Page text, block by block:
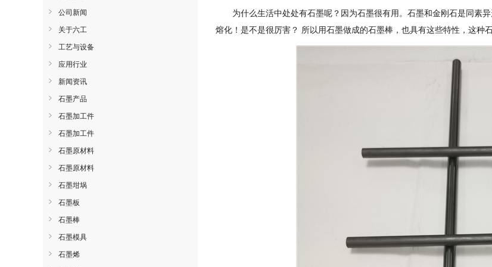
为什么生活中处处有石墨呢？因为石墨很有用。石墨和金刚石是同素
熔化！是不是很厉害？ 所以用石墨做成的石墨棒，也具有这些特性，这种
公司新闻
关于六工
工艺与设备
应用行业
新闻资讯
石墨产品
石墨加工件
石墨加工件
石墨原材料
石墨原材料
石墨坩埚
石墨板
石墨棒
石墨模具
石墨烯